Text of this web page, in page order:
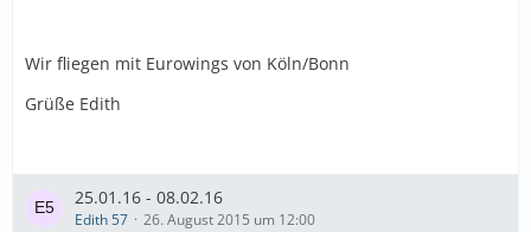
Wir fliegen mit Eurowings von Köln/Bonn
Grüße Edith
25.01.16 - 08.02.16
Edith 57 26. August 2015 um 12:00